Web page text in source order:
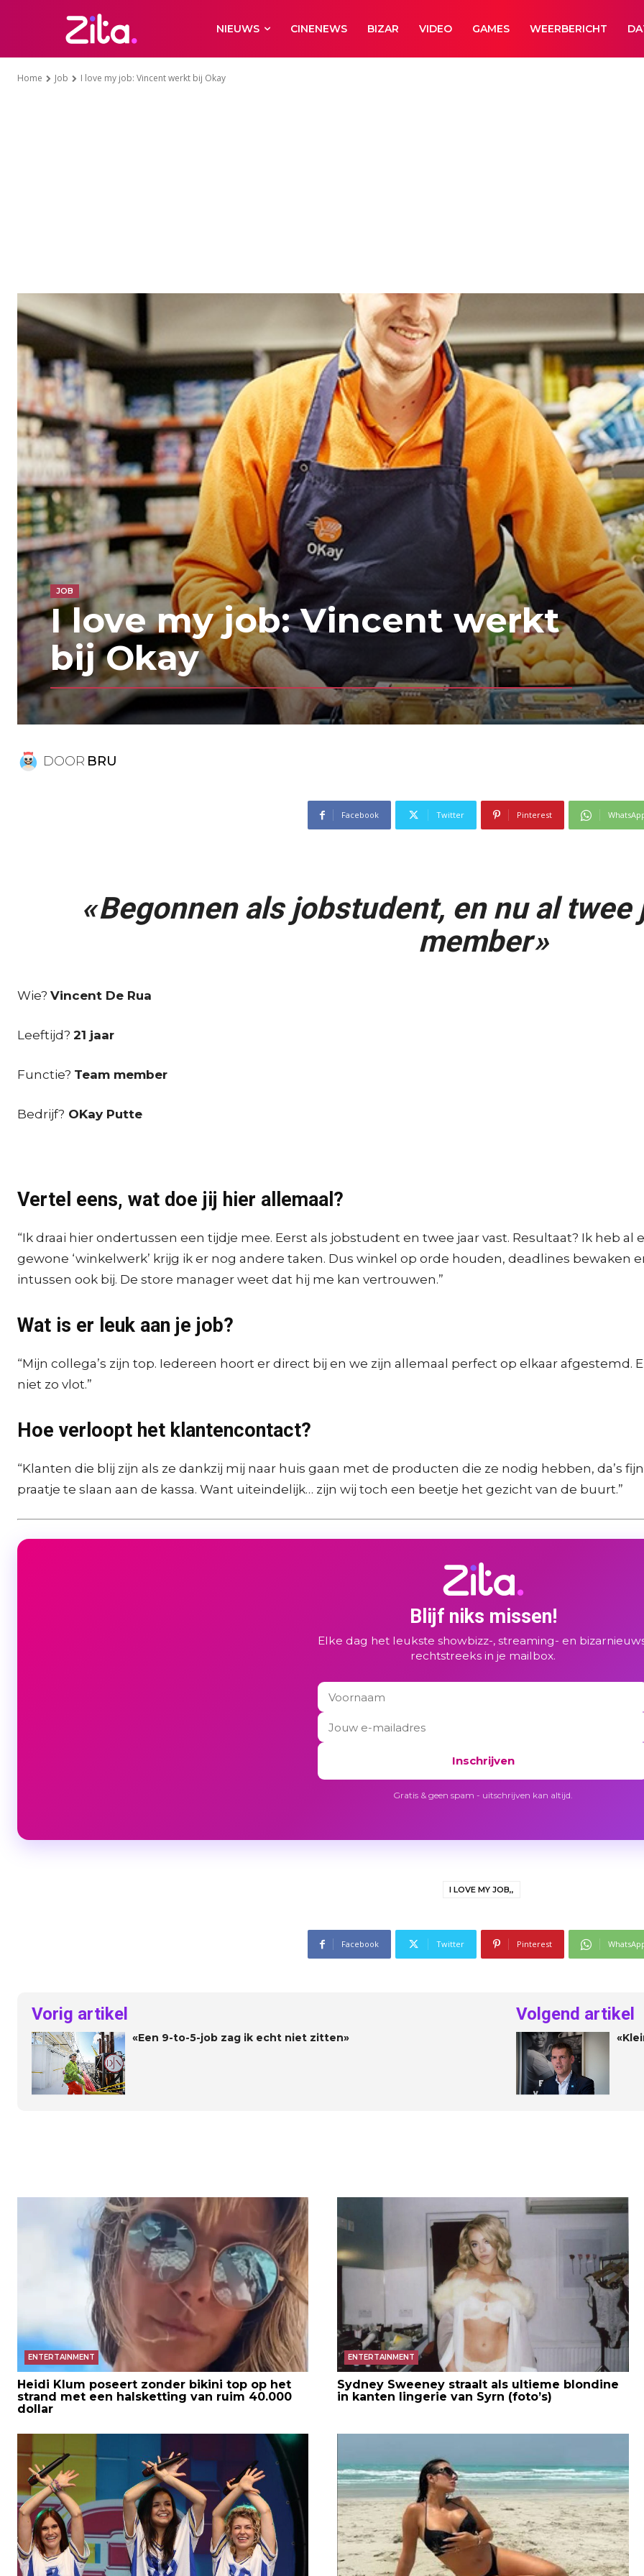
NIEUWS CINENEWS BIZAR VIDEO GAMES WEERBERICHT
Home Job I love my job: Vincent werkt bij Okay
JOB
I love my job: Vincent werkt
bij Okay
DOOR BRU
Facebook Twitter Pinterest
« Begonnen als jobstudent, en nu al
member »
Wie? Vincent De Rua
Leeftijd? 21 jaar
Functie? Team member
Bedrijf? OKay Putte
Vertel eens, wat doe jij hier allemaal?
“Ik draai hier ondertussen een tijdje mee. Eerst als jobstudent en twee jaar vast. Resultaat? Ik heb
gewone ‘winkelwerk’ krijg ik er nog andere taken. Dus winkel op orde houden, deadlines
intussen ook bij. De store manager weet dat hij me kan vertrouwen.”
Wat is er leuk aan je job?
“Mijn collega’s zijn top. Iedereen hoort er direct bij en we zijn allemaal perfect op elkaar afgestemd.
niet zo vlot.”
Hoe verloopt het klantencontact?
“Klanten die blij zijn als ze dankzij mij naar huis gaan met de producten die ze nodig hebben, da’s
praatje te slaan aan de kassa. Want uiteindelijk… zijn wij toch een beetje het gezicht van de buurt.”
Blijf niks missen!
Elke dag het leukste showbizz-, streaming- en
rechtstreeks in je mailbox.
Inschrijven
Gratis & geen spam - uitschrijven kan altijd.
I LOVE MY JOB,,
Facebook Twitter Pinterest
Vorig artikel
«Een 9-to-5-job zag ik echt niet zitten»
Volgend artikel
ENTERTAINMENT
Heidi Klum poseert zonder bikini top op het
strand met een halsketting van ruim 40.000
dollar
ENTERTAINMENT
Sydney Sweeney straalt als ultieme blondine
in kanten lingerie van Syrn (foto’s)